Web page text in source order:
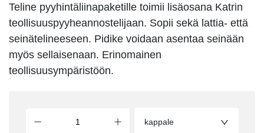
Teline pyyhintäliinapaketille toimii lisäosana Katrin
teollisuuspyyheannostelijaan. Sopii sekä lattia- että
seinätelineeseen. Pidike voidaan asentaa seinään
myös sellaisenaan. Erinomainen
teollisuusympäristöön.
kappale